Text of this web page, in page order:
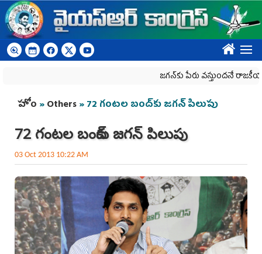
Skip to main content
????
జగన్‌కు పేరు వస్తుందనే రాజకీయ కక్షతో
You are here
హోం »Others» 72 గంటల బంద్‌కు జగన్ పిలుపు
72 గంటల బంద్‌కు జగన్ పిలుపు
03 Oct 2013 10:22 AM